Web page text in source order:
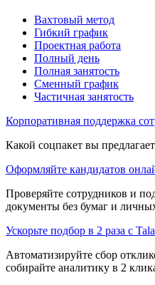
Вахтовый метод
Гибкий график
Проектная работа
Полный день
Полная занятость
Сменный график
Частичная занятость
Корпоративная поддержка
Какой соцпакет вы
Оформляйте кандидатов
Проверяйте сотрудников и
документы без бумаг и
Ускорьте подбор в 2 раза с
Автоматизируйте сбор
собирайте аналитику в 2